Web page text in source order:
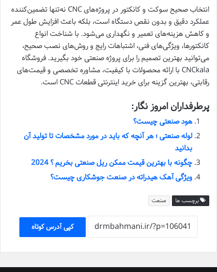
انتخاب صحیح سوکت و کانکتور در پروژه‌های CNC نه‌تنها تضمین‌کننده
عملکرد دقیق و بدون نقص دستگاه است، بلکه باعث افزایش طول عمر
و کاهش هزینه‌های تعمیر و نگهداری می‌شود. با شناخت انواع
کانکتورها، ویژگی‌های فنی، اشتباهات رایج و روش‌های نصب صحیح،
می‌توانید بهترین تصمیم را برای پروژه صنعتی خود بگیرید. فروشگاه
CNCkala با ارائه محصولات با کیفیت، مشاوره تخصصی و قیمت‌های
رقابتی، بهترین گزینه برای خرید اینترنتی قطعات CNC است.
پرطرفداران امروز نگار:
هود صنعتی چیست؟
لوله صنعتی ؛ هر آنچه که باید در مورد مشخصات تا تولید آن
بدانید
چگونه با بهترین قیمت ممکن ریل صنعتی بخریم ؟ 2024
ویژگی آهک هیدراته در صنعت جوشکاری چیست؟
برچسب ها صنعت
کپی آدرس کوتاه